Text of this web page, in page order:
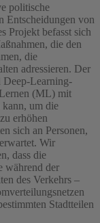
politische
Entscheidungen von
Projekt befasst sich
die den
die
adressieren. Der
Deep-Learning-
(ML) mit
um die
erhöhen
sich an Personen,
Wir
dass die
während der
des Verkehrs –
Stadtteilen